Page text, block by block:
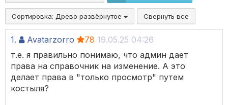
Сортировка: Древо развёрнутое Свернуть все
1. Avatarzorro 78 19.05.25 04:26
т.е. я правильно понимаю, что админ дает
права на справочник на изменение. А это
делает права в "только просмотр" путем
костыля?